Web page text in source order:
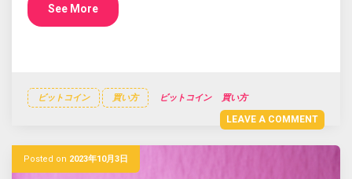
See More
ビットコイン 買い方 ビットコイン 買い方
LEAVE A COMMENT
Posted on 2023年10月3日